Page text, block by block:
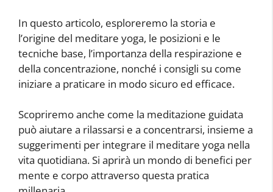
In questo articolo, esploreremo la storia e
l’origine del meditare yoga, le posizioni e le
tecniche base, l’importanza della respirazione e
della concentrazione, nonché i consigli su come
iniziare a praticare in modo sicuro ed efficace.
Scopriremo anche come la meditazione guidata
può aiutare a rilassarsi e a concentrarsi, insieme a
suggerimenti per integrare il meditare yoga nella
vita quotidiana. Si aprirà un mondo di benefici per
mente e corpo attraverso questa pratica